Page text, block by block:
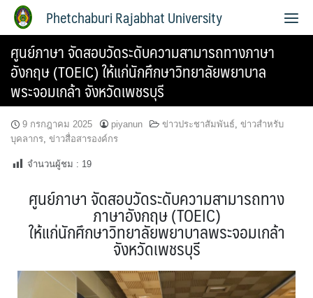
Phetchaburi Rajabhat University
ศูนย์ภาษา จัดสอบวัดระดับความสามารถทางภาษา
อังกฤษ (TOEIC) ให้แก่นักศึกษาวิทยาลัยพยาบาล
พระจอมเกล้า จังหวัดเพชรบุรี
9 กรกฎาคม 2025 piyanun ข่าวประชาสัมพันธ์, ข่าวสำหรับ
บุคลากร, ข่าวสื่อสารองค์กร
จำนวนผู้ชม : 19
ศูนย์ภาษา จัดสอบวัดระดับความสามารถทาง
ภาษาอังกฤษ (TOEIC)
ให้แก่นักศึกษาวิทยาลัยพยาบาลพระจอมเกล้า
จังหวัดเพชรบุรี